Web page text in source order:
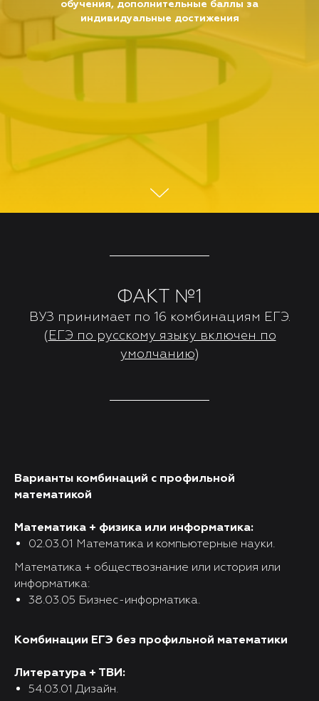
обучения, дополнительные баллы за
индивидуальные достижения
ФАКТ №1
ВУЗ принимает по 16 комбинациям ЕГЭ.
(ЕГЭ по русскому языку включен по
умолчанию)
Варианты комбинаций с профильной
математикой
Математика + физика или информатика:
02.03.01 Математика и компьютерные науки.
Математика + обществознание или история или
информатика:
38.03.05 Бизнес-информатика.
Комбинации ЕГЭ без профильной математики
Литература + ТВИ:
54.03.01 Дизайн.